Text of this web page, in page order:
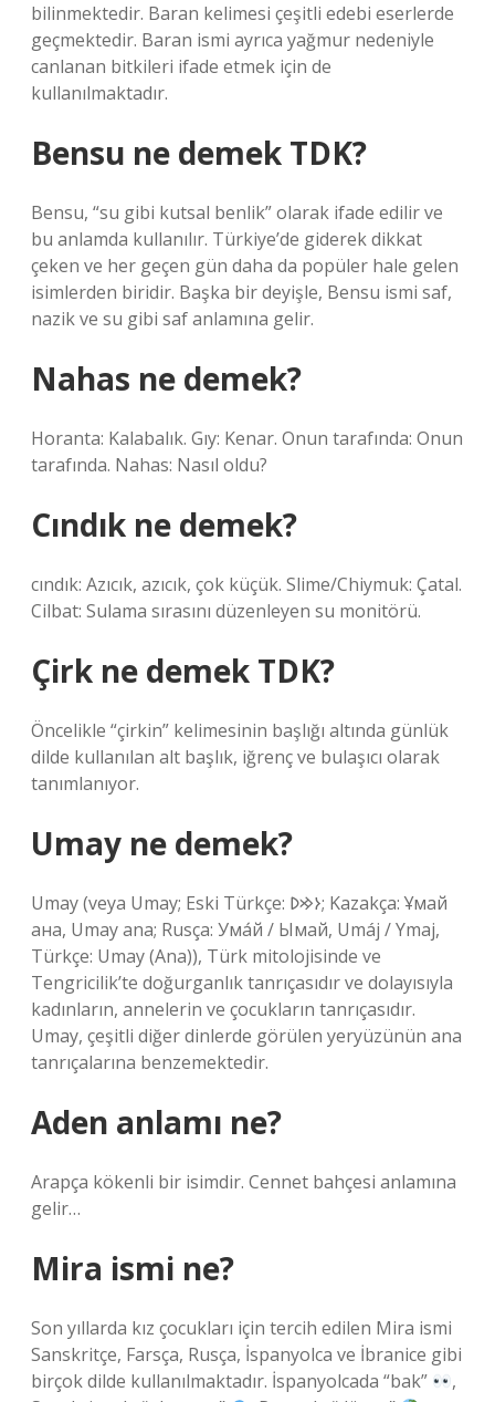
bilinmektedir. Baran kelimesi çeşitli edebi eserlerde
geçmektedir. Baran ismi ayrıca yağmur nedeniyle
canlanan bitkileri ifade etmek için de
kullanılmaktadır.
Bensu ne demek TDK?
Bensu, “su gibi kutsal benlik” olarak ifade edilir ve
bu anlamda kullanılır. Türkiye’de giderek dikkat
çeken ve her geçen gün daha da popüler hale gelen
isimlerden biridir. Başka bir deyişle, Bensu ismi saf,
nazik ve su gibi saf anlamına gelir.
Nahas ne demek?
Horanta: Kalabalık. Gıy: Kenar. Onun tarafında: Onun
tarafında. Nahas: Nasıl oldu?
Cındık ne demek?
cındık: Azıcık, azıcık, çok küçük. Slime/Chiymuk: Çatal.
Cilbat: Sulama sırasını düzenleyen su monitörü.
Çirk ne demek TDK?
Öncelikle “çirkin” kelimesinin başlığı altında günlük
dilde kullanılan alt başlık, iğrenç ve bulaşıcı olarak
tanımlanıyor.
Umay ne demek?
Umay (veya Umay; Eski Türkçe: 𐰆𐰢𐰖; Kazakça: Ұмай
aна, Umay ana; Rusça: Ума́й / Ымай, Umáj / Ymaj,
Türkçe: Umay (Ana)), Türk mitolojisinde ve
Tengricilik’te doğurganlık tanrıçasıdır ve dolayısıyla
kadınların, annelerin ve çocukların tanrıçasıdır.
Umay, çeşitli diğer dinlerde görülen yeryüzünün ana
tanrıçalarına benzemektedir.
Aden anlamı ne?
Arapça kökenli bir isimdir. Cennet bahçesi anlamına
gelir…
Mira ismi ne?
Son yıllarda kız çocukları için tercih edilen Mira ismi
Sanskritçe, Farsça, Rusça, İspanyolca ve İbranice gibi
birçok dilde kullanılmaktadır. İspanyolcada “bak”
,